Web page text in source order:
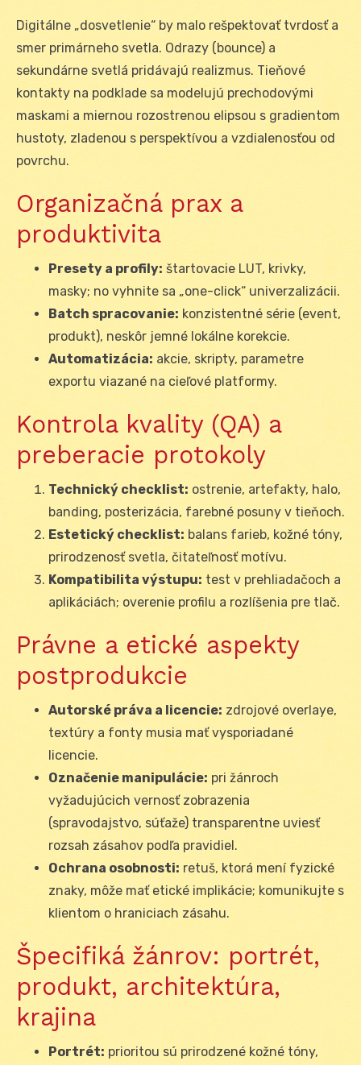
Digitálne „dosvetlenie“ by malo rešpektovať tvrdosť a
smer primárneho svetla. Odrazy (bounce) a
sekundárne svetlá pridávajú realizmus. Tieňové
kontakty na podklade sa modelujú prechodovými
maskami a miernou rozostrenou elipsou s gradientom
hustoty, zladenou s perspektívou a vzdialenosťou od
povrchu.
Organizačná prax a
produktivita
Presety a profily: štartovacie LUT, krivky,
masky; no vyhnite sa „one-click“ univerzalizácii.
Batch spracovanie: konzistentné série (event,
produkt), neskôr jemné lokálne korekcie.
Automatizácia: akcie, skripty, parametre
exportu viazané na cieľové platformy.
Kontrola kvality (QA) a
preberacie protokoly
Technický checklist: ostrenie, artefakty, halo,
banding, posterizácia, farebné posuny v tieňoch.
Estetický checklist: balans farieb, kožné tóny,
prirodzenosť svetla, čitateľnosť motívu.
Kompatibilita výstupu: test v prehliadačoch a
aplikáciách; overenie profilu a rozlíšenia pre tlač.
Právne a etické aspekty
postprodukcie
Autorské práva a licencie: zdrojové overlaye,
textúry a fonty musia mať vysporiadané
licencie.
Označenie manipulácie: pri žánroch
vyžadujúcich vernosť zobrazenia
(spravodajstvo, súťaže) transparentne uviesť
rozsah zásahov podľa pravidiel.
Ochrana osobnosti: retuš, ktorá mení fyzické
znaky, môže mať etické implikácie; komunikujte s
klientom o hraniciach zásahu.
Špecifiká žánrov: portrét,
produkt, architektúra,
krajina
Portrét: prioritou sú prirodzené kožné tóny,